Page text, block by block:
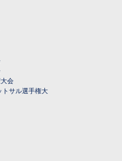
会
トサル選手権大